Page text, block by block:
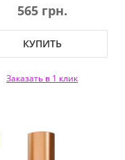
565 грн.
КУПИТЬ
Заказать в 1 клик